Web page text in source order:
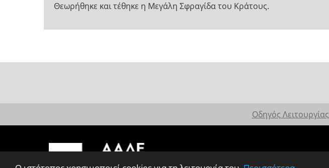
Θεωρήθηκε και τέθηκε η Μεγάλη Σφραγίδα του Κράτους.
Οδηγός Λειτουργίας